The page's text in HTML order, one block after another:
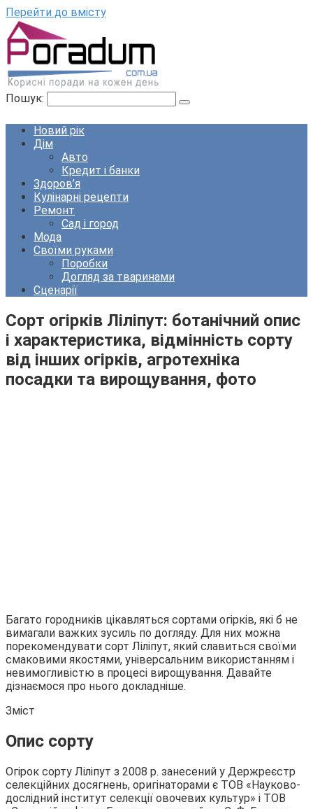
Перейти до вмісту
Пошук:
Новий рік
Дім
Авто
Кредит і банки
Здоров’я
Кулінарні рецепти
Ремонт
Сад і город
Мода
Своїми руками
Поробки
Догляд за тваринами
Сценарії
Сорт огірків Ліліпут: ботанічний опис
і характеристика, відмінність сорту
від інших огірків, агротехніка
посадки та вирощування, фото
Багато городників цікавляться сортами огірків, які б не
вимагали важких зусиль по догляду. Для них можна
порекомендувати сорт Ліліпут, який славиться своїми
смаковими якостями, універсальним використанням і
невимогливістю в процесі вирощування. Давайте
дізнаємося про нього докладніше.
Зміст
Опис сорту
Огірок сорту Ліліпут з 2008 р. занесений у Держреєстр
селекційних досягнень, оригінаторами є ТОВ «Науково-
дослідний інститут селекції овочевих культур» і ТОВ